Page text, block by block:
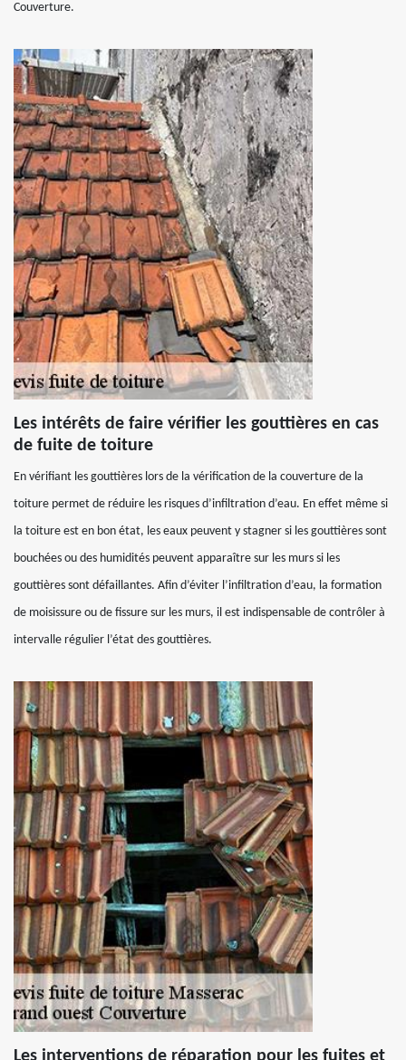
Couverture.
Les intérêts de faire vérifier les gouttières en cas
de fuite de toiture
En vérifiant les gouttières lors de la vérification de la couverture de la
toiture permet de réduire les risques d’infiltration d’eau. En effet même si
la toiture est en bon état, les eaux peuvent y stagner si les gouttières sont
bouchées ou des humidités peuvent apparaître sur les murs si les
gouttières sont défaillantes. Afin d’éviter l’infiltration d’eau, la formation
de moisissure ou de fissure sur les murs, il est indispensable de contrôler à
intervalle régulier l’état des gouttières.
Les interventions de réparation pour les fuites et